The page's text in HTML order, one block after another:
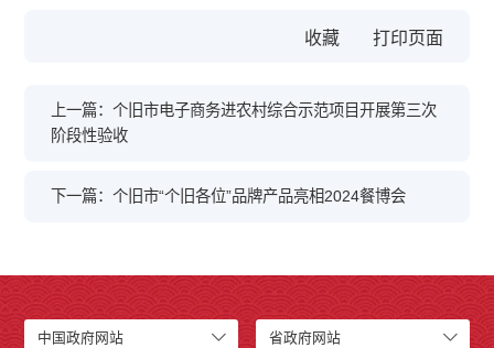
收藏
上一篇：个旧市电子商务进农村综合示范项目开展第三次
阶段性验收
下一篇：个旧市“个旧各位”品牌产品亮相2024餐博会
中国政府网站 省政府网站